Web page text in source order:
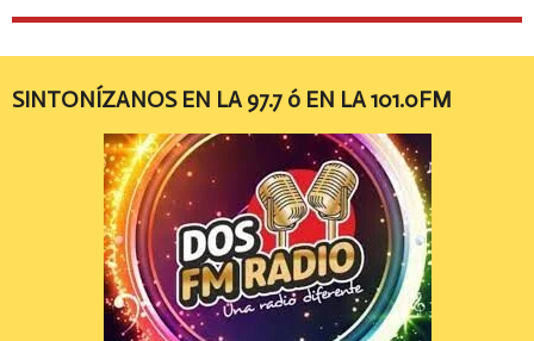
SINTONÍZANOS EN LA 97.7 ó EN LA 101.0FM